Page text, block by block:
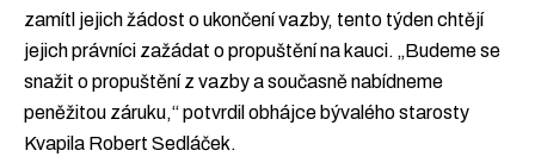
zamítl jejich žádost o ukončení vazby, tento týden chtějí
jejich právníci zažádat o propuštění na kauci. „Budeme se
snažit o propuštění z vazby a současně nabídneme
peněžitou záruku,“ potvrdil obhájce bývalého starosty
Kvapila Robert Sedláček.